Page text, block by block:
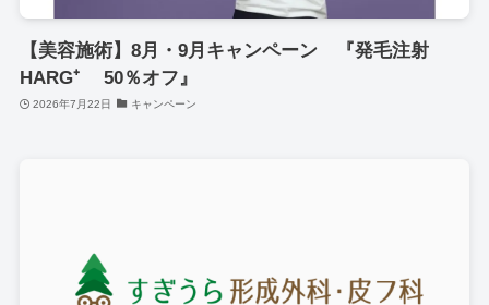
【美容施術】8月・9月キャンペーン 『発毛注射
HARG⁺ 50％オフ』
2026年7月22日 キャンペーン